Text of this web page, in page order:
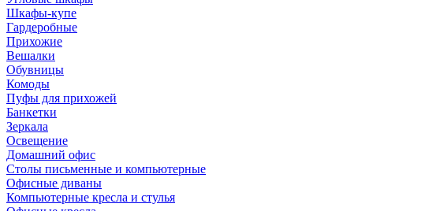
Шкафы-купе
Гардеробные
Прихожие
Вешалки
Обувницы
Комоды
Пуфы для прихожей
Банкетки
Зеркала
Освещение
Домашний офис
Столы письменные и компьютерные
Офисные диваны
Компьютерные кресла и стулья